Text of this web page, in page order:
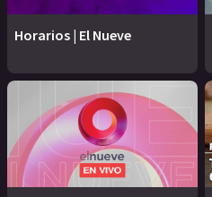
Horarios | El Nueve